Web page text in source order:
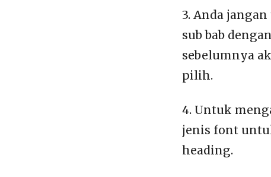
3. Anda
sub bab
sebelumnya
pilih.
4. Untuk
jenis font
heading.